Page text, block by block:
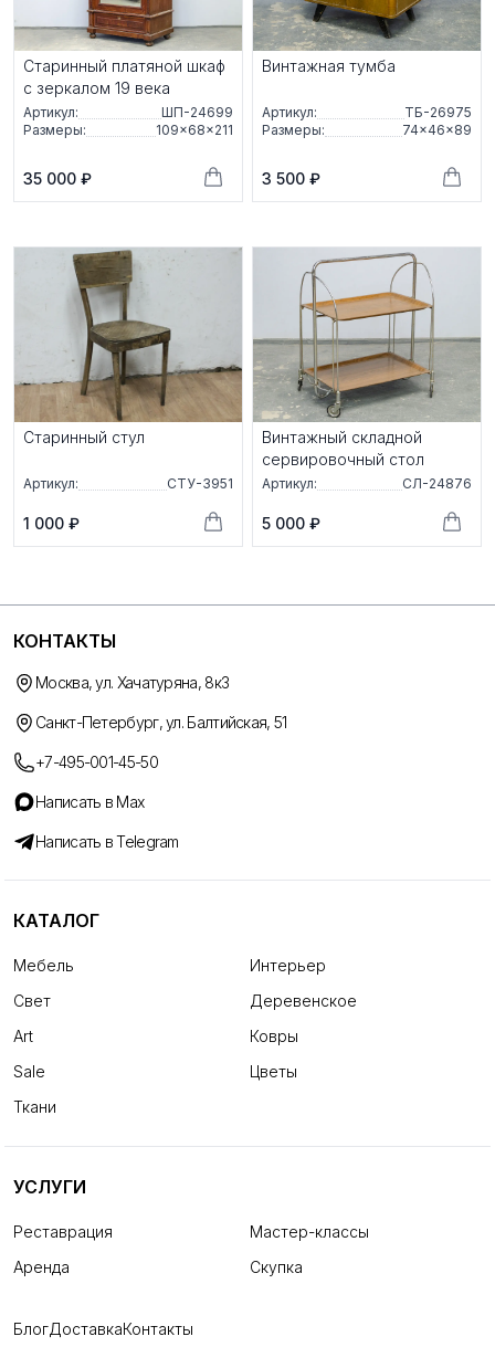
Старинный платяной шкаф
с зеркалом 19 века
Артикул:
ШП-24699
Размеры:
109×68×211
35 000 ₽
Винтажная тумба
Артикул:
ТБ-26975
Размеры:
74×46×89
3 500 ₽
Старинный стул
Артикул: СТУ-3951
1 000 ₽
Винтажный складной
сервировочный стол
Артикул: СЛ-24876
5 000 ₽
КОНТАКТЫ
Москва, ул. Хачатуряна, 8к3
Санкт-Петербург, ул. Балтийская, 51
+7-495-001-45-50
Написать в Max
Написать в Telegram
КАТАЛОГ
Мебель
Интерьер
Свет
Деревенское
Art
Ковры
Sale
Цветы
Ткани
УСЛУГИ
Реставрация
Мастер-классы
Аренда
Скупка
БлогДоставкаКонтакты